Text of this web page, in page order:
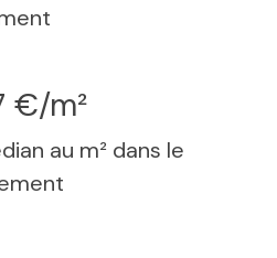
€/m²
au m² dans le